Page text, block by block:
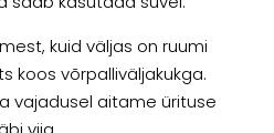
kuid väljas on ruumi
koos võrpalliväljakukga.
vajadusel aitame ürituse